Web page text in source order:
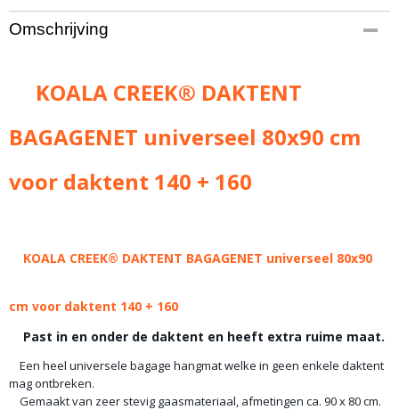
Productcode leverancier
R79:KCHB
Omschrijving
KOALA CREEK® DAKTENT
BAGAGENET universeel 80x90 cm
voor daktent 140 + 160
KOALA CREEK® DAKTENT BAGAGENET universeel 80x90
cm voor daktent 140 + 160
Past in en onder de daktent en heeft extra ruime maat.
Een heel universele bagage hangmat welke in geen enkele daktent
mag ontbreken.
Gemaakt van zeer stevig gaasmateriaal, afmetingen ca. 90 x 80 cm.